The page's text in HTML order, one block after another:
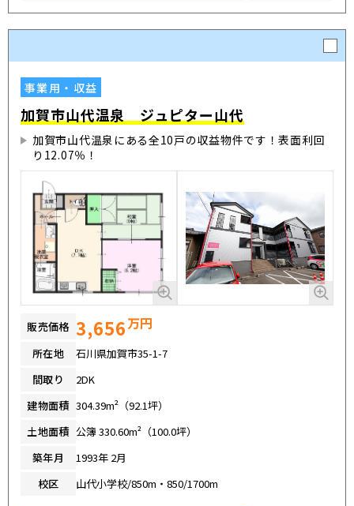
事業用・収益
加賀市山代温泉 ジュピター山代
加賀市山代温泉にある全10戸の収益物件です！表面利回
り12.07％！
販売価格 3,656万円
所在地
石川県加賀市35-1-7
間取り
2DK
建物面積 304.39m²（92.1坪）
土地面積 公簿 330.60m²（100.0坪）
築年月
1993年 2月
校区
山代小学校/850m・850/1700m